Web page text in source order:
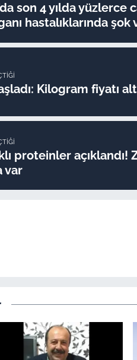
son 4 yılda yüzlerce
hastalıklarında şok
Kilogram fiyatı
proteinler
var